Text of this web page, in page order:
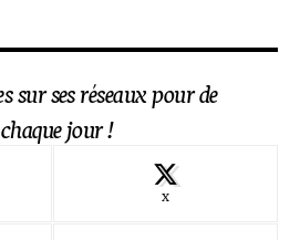
sur ses réseaux pour de
jour !
X